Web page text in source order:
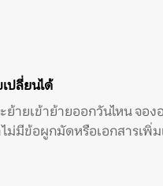
ปลี่ยนได้
ย้ายเข้าย้ายออกวันไหน จอง
ม่มีข้อผูกมัดหรือเอกสารเพิ่